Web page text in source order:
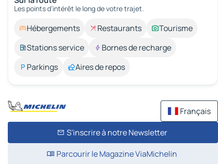
Les points d’intérêt le long de votre trajet.
Hébergements Restaurants
Tourisme
Stations service
Bornes de recharge
Parkings
Aires de repos
Français
S'inscrire à notre Newsletter
Parcourir le Magazine ViaMichelin